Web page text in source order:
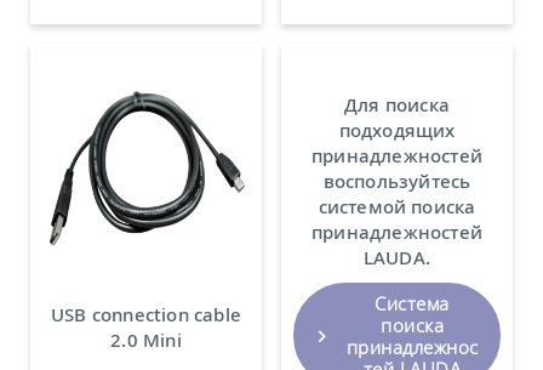
USB connection cable
2.0 Mini
Для поиска
подходящих
принадлежностей
воспользуйтесь
системой поиска
принадлежностей
LAUDA.
Система
поиска
принадлежнос